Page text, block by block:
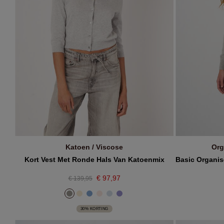
IN WINKELMANDJE
Katoen / Viscose
Kort Vest Met Ronde Hals Van Katoenmix
€ 139,95 € 97,97
30% KORTING